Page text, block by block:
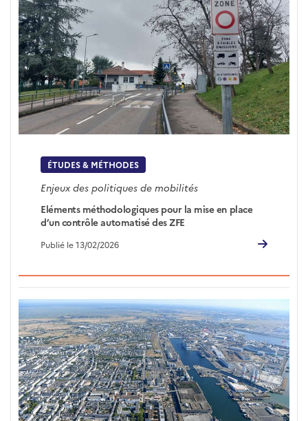
ÉTUDES & MÉTHODES
Enjeux des politiques de mobilités
Eléments méthodologiques pour la mise en place
d’un contrôle automatisé des ZFE
Publié le 13/02/2026